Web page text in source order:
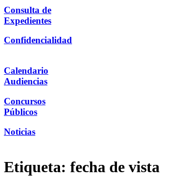
Consulta de
Expedientes
Confidencialidad
Calendario
Audiencias
Concursos
Públicos
Noticias
Etiqueta: fecha de vista